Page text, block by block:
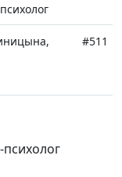
#511